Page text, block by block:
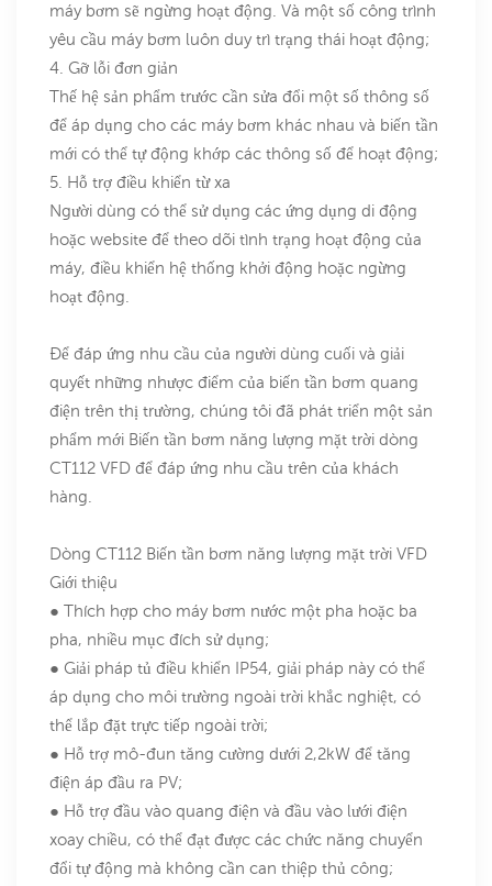
máy bơm sẽ ngừng hoạt động. Và một số công trình
yêu cầu máy bơm luôn duy trì trạng thái hoạt động;
4. Gỡ lỗi đơn giản
Thế hệ sản phẩm trước cần sửa đổi một số thông số
để áp dụng cho các máy bơm khác nhau và biến tần
mới có thể tự động khớp các thông số để hoạt động;
5. Hỗ trợ điều khiển từ xa
Người dùng có thể sử dụng các ứng dụng di động
hoặc website để theo dõi tình trạng hoạt động của
máy, điều khiển hệ thống khởi động hoặc ngừng
hoạt động.
Để đáp ứng nhu cầu của người dùng cuối và giải
quyết những nhược điểm của biến tần bơm quang
điện trên thị trường, chúng tôi đã phát triển một sản
phẩm mới Biến tần bơm năng lượng mặt trời dòng
CT112 VFD để đáp ứng nhu cầu trên của khách
hàng.
Dòng CT112 Biến tần bơm năng lượng mặt trời VFD
Giới thiệu
● Thích hợp cho máy bơm nước một pha hoặc ba
pha, nhiều mục đích sử dụng;
● Giải pháp tủ điều khiển IP54, giải pháp này có thể
áp dụng cho môi trường ngoài trời khắc nghiệt, có
thể lắp đặt trực tiếp ngoài trời;
● Hỗ trợ mô-đun tăng cường dưới 2,2kW để tăng
điện áp đầu ra PV;
● Hỗ trợ đầu vào quang điện và đầu vào lưới điện
xoay chiều, có thể đạt được các chức năng chuyển
đổi tự động mà không cần can thiệp thủ công;